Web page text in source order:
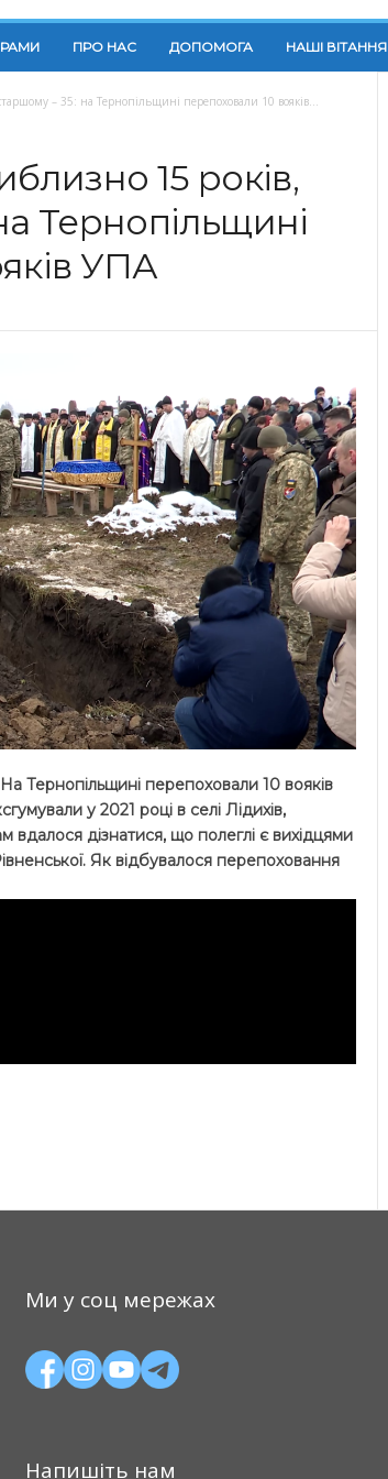
ПРО НАС ДОПОМОГА НАШІ ВІТАННЯ
– 35: на Тернопільщині перепоховали 10 вояків...
15 років,
Тернопільщині
УПА
Тернопільщині перепоховали 10 вояків
у 2021 році в селі Лідихів,
дізнатися, що полеглі є вихідцями
Як відбувалося перепоховання
Ми у соц мережах
Напишіть нам